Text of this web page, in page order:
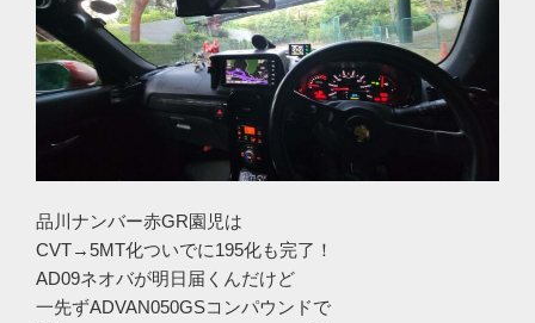
品川ナンバー赤GR園児は
CVT→5MT化ついでに195化も完了！
AD09ネオバが明日届くんだけど
一先ずADVAN050GSコンパウンドで